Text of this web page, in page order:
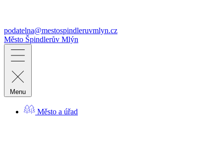
podatelna@mestospindleruvmlyn.cz
Město Špindlerův Mlýn
Menu
Město a úřad